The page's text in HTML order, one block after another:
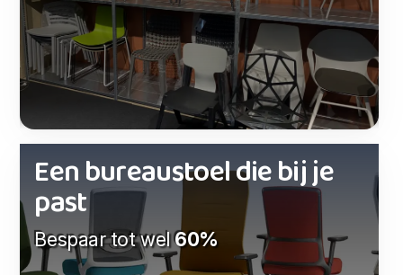
Een bureaustoel die bij je
past
Bespaar tot wel60%